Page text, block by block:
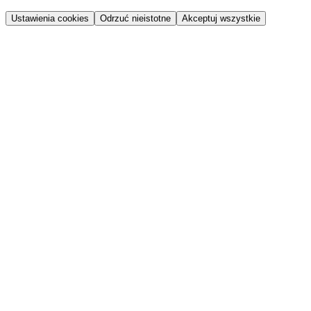
Ustawienia cookies Odrzuć nieistotne Akceptuj wszystkie